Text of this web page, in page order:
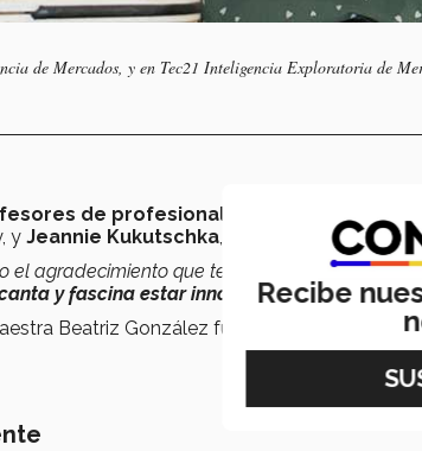
de Mercados, y en Tec21 Inteligencia Exploratoria de
de profesional y preparatoria con
y Jeannie Kukutschka, de PrepaTec Santa
el agradecimiento que te reconozcan por lo
y fascina estar innovando, ver en qué
Beatriz González fue reconocida a
Recibe